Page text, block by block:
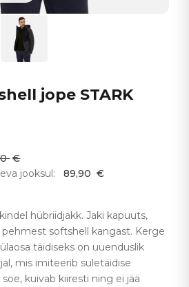
jope STARK
€
jooksul:
89,90 €
hübriidjakk. Jaki kapuuts,
pehmest softshell kangast. Kerge
täidiseks on uuenduslik
mis imiteerib suletäidise
kuivab kiiresti ning ei jää